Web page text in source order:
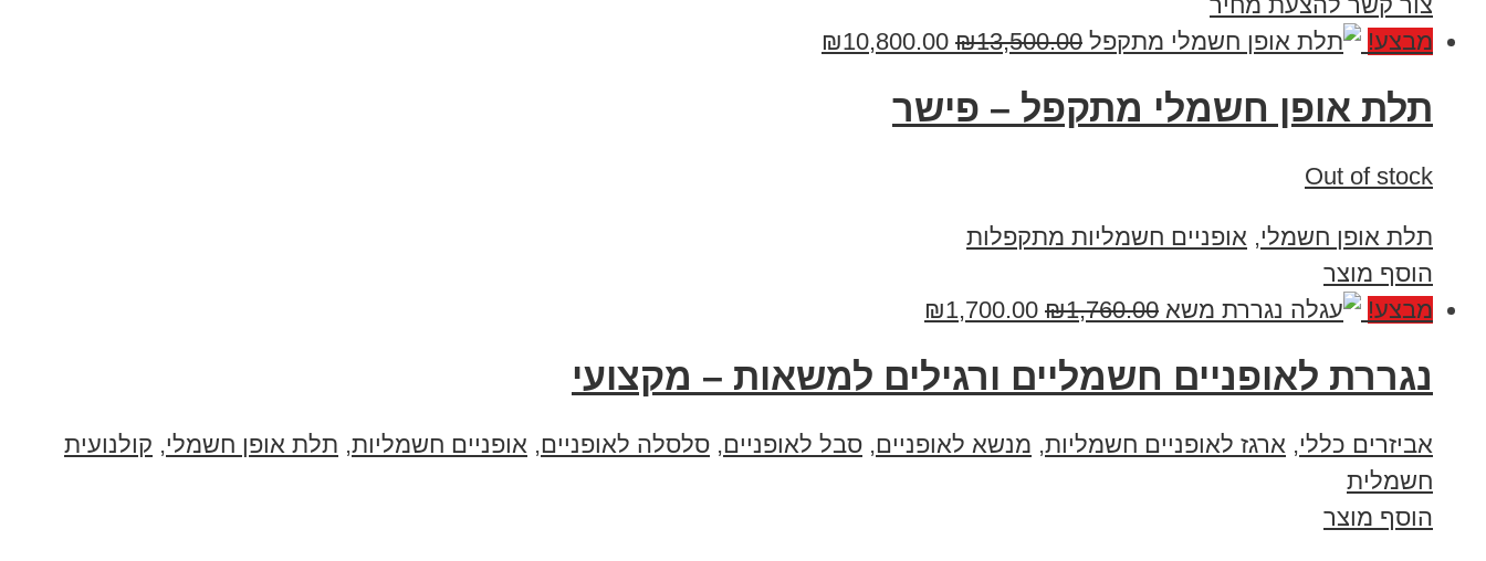
מבצע!
₪13,500.00
₪10,800.00
תלת אופן חשמלי מתקפל – פישר
Out of stock
תלת אופן חשמלי, אופניים חשמליות מתקפלות
הוסף מוצר
מבצע!
₪1,760.00
₪1,700.00
נגררת לאופניים חשמליים ורגילים למשאות – מקצועי
אביזרים כללי, ארגז לאופניים חשמליות, מנשא לאופניים, סבל לאופניים, סלסלה לאופניים, אופניים חשמליות, תלת אופן חשמלי, קולנועית
חשמלית
הוסף מוצר